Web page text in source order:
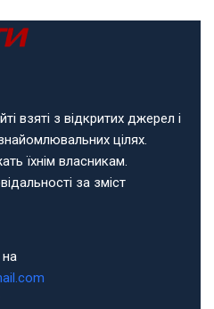
взяті з відкритих джерел і
цілях.
їхнім власникам.
за зміст
на